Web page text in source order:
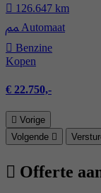
126.647 km
Automaat
Benzine
Kopen
€ 22.750,-
Vorige
Volgende
Offerte